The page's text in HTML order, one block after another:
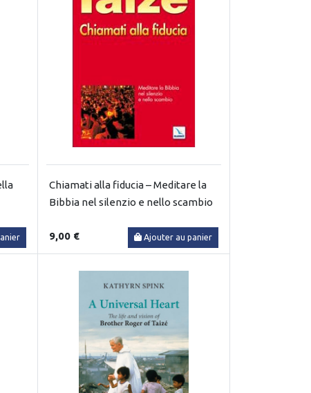
Chiamati alla fiducia – Meditare la
Bibbia nel silenzio e nello scambio
9,00 € Ajouter au panier